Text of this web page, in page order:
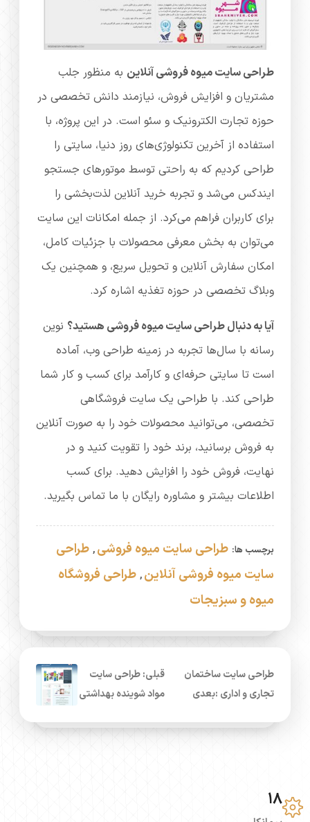
طراحی سایت میوه فروشی آنلاین به منظور جلب
مشتریان و افزایش فروش، نیازمند دانش تخصصی در
حوزه تجارت الکترونیک و سئو است. در این پروژه، با
استفاده از آخرین تکنولوژی‌های روز دنیا، سایتی را
طراحی کردیم که به راحتی توسط موتورهای جستجو
ایندکس می‌شد و تجربه خرید آنلاین لذت‌بخشی را
برای کاربران فراهم می‌کرد. از جمله امکانات این سایت
می‌توان به بخش معرفی محصولات با جزئیات کامل،
امکان سفارش آنلاین و تحویل سریع، و همچنین یک
وبلاگ تخصصی در حوزه تغذیه اشاره کرد.
آیا به دنبال طراحی سایت میوه فروشی هستید؟ نوین
رسانه با سال‌ها تجربه در زمینه طراحی وب، آماده
است تا سایتی حرفه‌ای و کارآمد برای کسب و کار شما
طراحی کند. با طراحی یک سایت فروشگاهی
تخصصی، می‌توانید محصولات خود را به صورت آنلاین
به فروش برسانید، برند خود را تقویت کنید و در
نهایت، فروش خود را افزایش دهید. برای کسب
اطلاعات بیشتر و مشاوره رایگان با ما تماس بگیرید.
برچسب ها: طراحی سایت میوه فروشی , طراحی
سایت میوه فروشی آنلاین , طراحی فروشگاه
میوه و سبزیجات
طراحی سایت ساختمان
تجاری و اداری :بعدی
قبلی: طراحی سایت
مواد شوینده بهداشتی
18